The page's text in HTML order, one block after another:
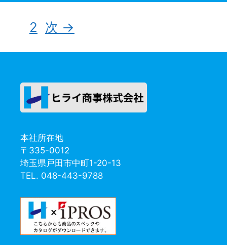
ペ
2 次 →
本社所在地
〒335-0012
埼玉県戸田市中町1-20-13
TEL. 048-443-9788